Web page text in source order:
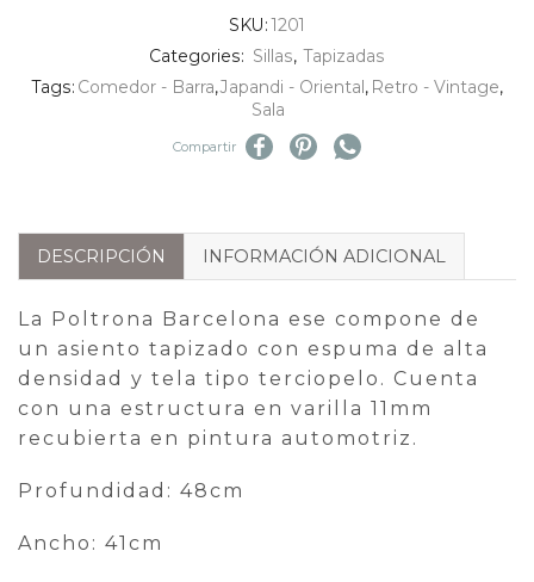
SKU: 1201
Categories: Sillas, Tapizadas
Tags: Comedor - Barra,Japandi - Oriental , Retro - Vintage,
Sala
Compartir
DESCRIPCIÓN INFORMACIÓN ADICIONAL
La Poltrona Barcelona ese compone de
un asiento tapizado con espuma de alta
densidad y tela tipo terciopelo. Cuenta
con una estructura en varilla 11mm
recubierta en pintura automotriz.
Profundidad: 48cm
Ancho: 41cm